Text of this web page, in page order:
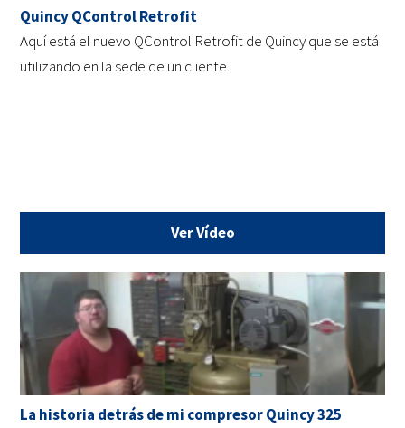
Quincy QControl Retrofit
Aquí está el nuevo QControl Retrofit de Quincy que se está
utilizando en la sede de un cliente.
Ver Vídeo
La historia detrás de mi compresor Quincy 325